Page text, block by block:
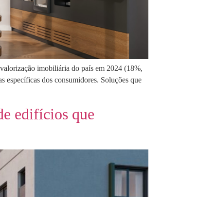
imobiliária do país em 2024 (18%,
específicas dos consumidores. Soluções que
edifícios que